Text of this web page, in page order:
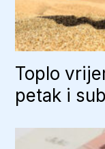
Toplo
petak i